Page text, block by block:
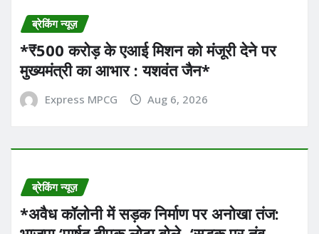
ब्रेकिंग न्यूज़
*₹500 करोड़ के एआई मिशन को मंजूरी देने पर
मुख्यमंत्री का आभार : यशवंत जैन*
Express MPCG Aug 6, 2026
ब्रेकिंग न्यूज़
*अवैध कॉलोनी में सड़क निर्माण पर अनोखा तंज: